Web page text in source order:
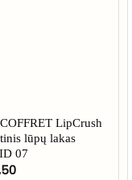
LipCrush
lūpų lakas
07